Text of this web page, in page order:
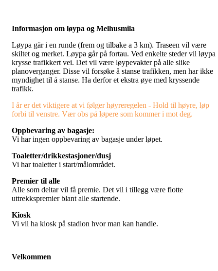
Informasjon om løypa og Melhusmila
Løypa går i en runde (frem og tilbake a 3 km). Traseen vil være
skiltet og merket. Løypa går på fortau. Ved enkelte steder vil løypa
krysse trafikkert vei. Det vil være løypevakter på alle slike
planoverganger. Disse vil forsøke å stanse trafikken, men har ikke
myndighet til å stanse. Ha derfor et ekstra øye med kryssende
trafikk.
I år er det viktigere at vi følger høyreregelen - Hold til høyre, løp
forbi til venstre. Vær obs på løpere som kommer i mot deg.
Oppbevaring av bagasje:
Vi har ingen oppbevaring av bagasje under løpet.
Toaletter/drikkestasjoner/dusj
Vi har toaletter i start/målområdet.
Premier til alle
Alle som deltar vil få premie. Det vil i tillegg være flotte
uttrekkspremier blant alle startende.
Kiosk
Vi vil ha kiosk på stadion hvor man kan handle.
Velkommen